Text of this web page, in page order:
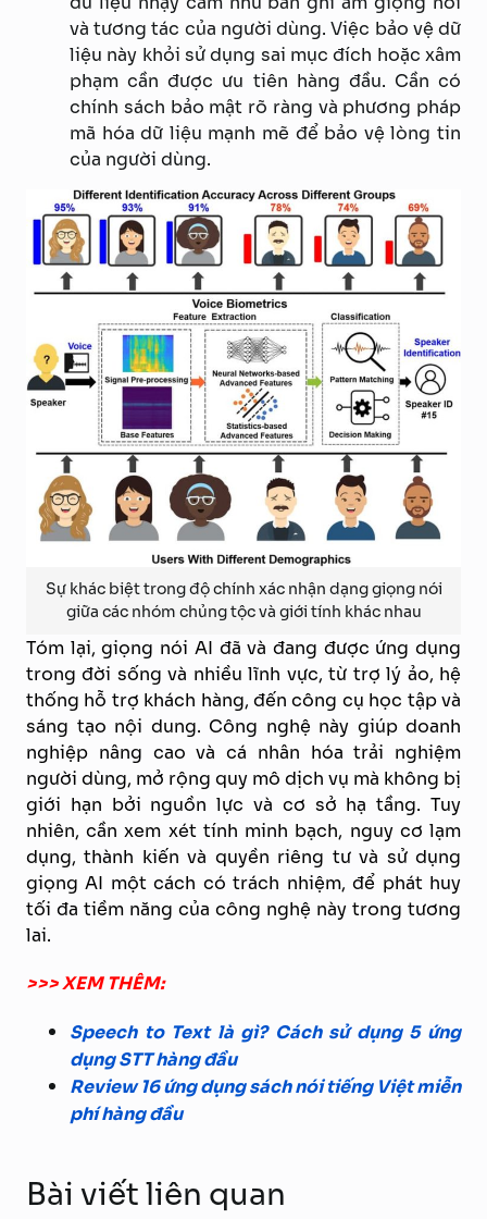
và tương tác của người dùng. Việc bảo vệ dữ
liệu này khỏi sử dụng sai mục đích hoặc xâm
phạm cần được ưu tiên hàng đầu. Cần có
chính sách bảo mật rõ ràng và phương pháp
mã hóa dữ liệu mạnh mẽ để bảo vệ lòng tin
của người dùng.
Sự khác biệt trong độ chính xác nhận dạng giọng nói
giữa các nhóm chủng tộc và giới tính khác nhau
Tóm lại, giọng nói AI đã và đang được ứng dụng
trong đời sống và nhiều lĩnh vực, từ trợ lý ảo, hệ
thống hỗ trợ khách hàng, đến công cụ học tập và
sáng tạo nội dung. Công nghệ này giúp doanh
nghiệp nâng cao và cá nhân hóa trải nghiệm
người dùng, mở rộng quy mô dịch vụ mà không bị
giới hạn bởi nguồn lực và cơ sở hạ tầng. Tuy
nhiên, cần xem xét tính minh bạch, nguy cơ lạm
dụng, thành kiến và quyền riêng tư và sử dụng
giọng AI một cách có trách nhiệm, để phát huy
tối đa tiềm năng của công nghệ này trong tương
lai.
>>> XEM THÊM:
Speech to Text là gì? Cách sử dụng 5 ứng
dụng STT hàng đầu
Review 16 ứng dụng sách nói tiếng Việt miễn
phí hàng đầu
Bài viết liên quan